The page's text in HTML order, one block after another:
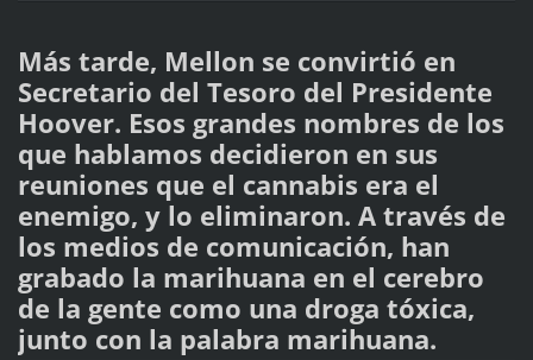
Más tarde, Mellon se convirtió en
Secretario del Tesoro del Presidente
Hoover. Esos grandes nombres de los
que hablamos decidieron en sus
reuniones que el cannabis era el
enemigo, y lo eliminaron. A través de
los medios de comunicación, han
grabado la marihuana en el cerebro
de la gente como una droga tóxica,
junto con la palabra marihuana.